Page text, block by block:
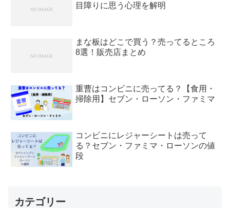
目障りに思う心理を解明
まな板はどこで買う？売ってるところ
8選！販売店まとめ
重曹はコンビニに売ってる？【食用・
掃除用】セブン・ローソン・ファミマ
コンビニにレジャーシートは売って
る？セブン・ファミマ・ローソンの値
段
カテゴリー